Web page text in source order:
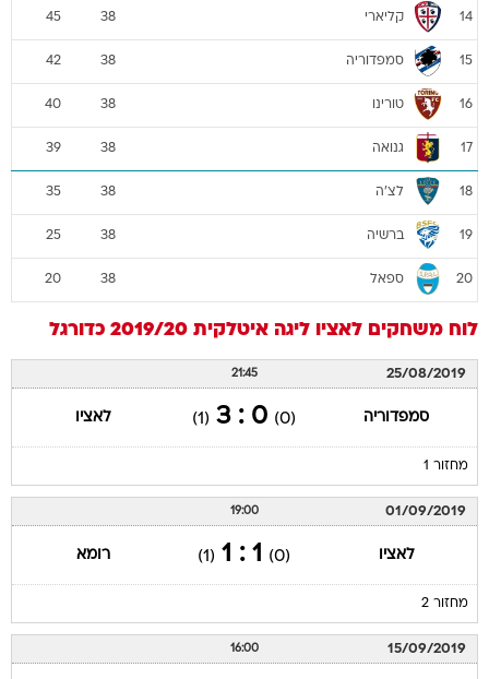
14 קליארי 38
45
15 סמפדוריה 38
42
16 טורינו 38
40
17 גנואה 38
39
18 לצ'ה 38
35
19 ברשיה 38
25
20 ספאל 38
20
לוח משחקים לאציו ליגה איטלקית 2019/20 כדורגל
25/08/2019
21:45
סמפדוריה (0)
0 : 3
(1) לאציו
מחזור 1
01/09/2019
19:00
לאציו (0)
1 : 1
(1) רומא
מחזור 2
15/09/2019
16:00